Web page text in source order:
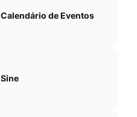
Calendário de Eventos
Sine